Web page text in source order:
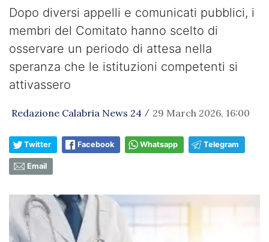
Dopo diversi appelli e comunicati pubblici, i
membri del Comitato hanno scelto di
osservare un periodo di attesa nella
speranza che le istituzioni competenti si
attivassero
Redazione Calabria News 24 / 29 March 2026, 16:00
Twitter Facebook Whatsapp Telegram
Email